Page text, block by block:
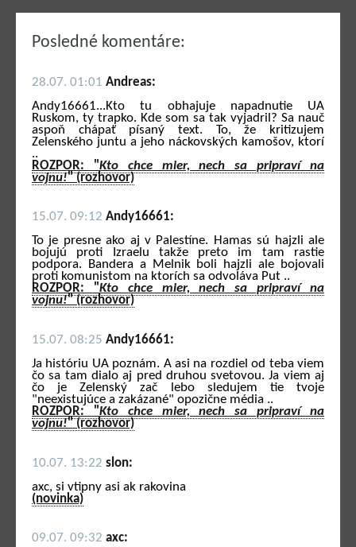
Posledné komentáre:
28.07. 01:01 Andreas:
Andy16661...Kto tu obhajuje napadnutie UA
Ruskom, ty trapko. Kde som sa tak vyjadril? Sa nauč
aspoň chápať písaný text. To, že kritizujem
Zelenského juntu a jeho náckovských kamošov, ktorí
..
ROZPOR: "Kto chce mier, nech sa pripraví na
vojnu!" (rozhovor)
15.07. 09:12 Andy16661:
To je presne ako aj v Palestíne. Hamas sú hajzli ale
bojujú proti Izraelu takže preto im tam rastie
podpora. Bandera a Melnik boli hajzli ale bojovali
proti komunistom na ktorích sa odvoláva Put ..
ROZPOR: "Kto chce mier, nech sa pripraví na
vojnu!" (rozhovor)
15.07. 08:25 Andy16661:
Ja históriu UA poznám. A asi na rozdiel od teba viem
čo sa tam dialo aj pred druhou svetovou. Ja viem aj
čo je Zelenský zač lebo sledujem tie tvoje
"neexistujúce a zakázané" opozične média ..
ROZPOR: "Kto chce mier, nech sa pripraví na
vojnu!" (rozhovor)
10.07. 13:22 slon:
axc, si vtipny asi ak rakovina
(novinka)
09.07. 09:32 axc: